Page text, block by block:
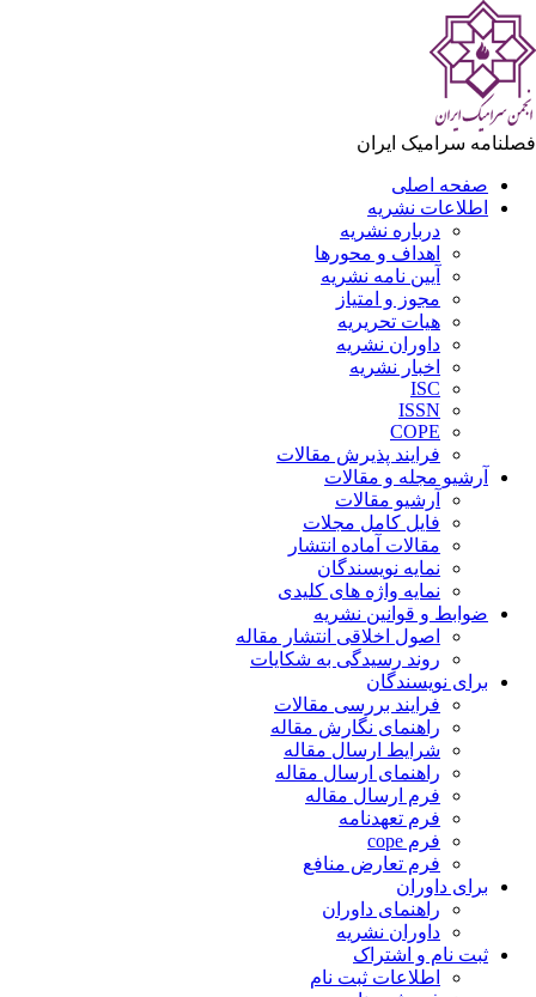
سرامیک ایران
صفحه اصلی
اطلاعات نشریه
درباره نشریه
اهداف و محورها
آیین نامه نشریه
مجوز و امتیاز
هیات تحریریه
داوران نشریه
اخبار نشریه
ISC
ISSN
COPE
فرایند پذیرش مقالات
آرشیو مجله و مقالات
آرشیو مقالات
فایل کامل مجلات
مقالات آماده انتشار
نمایه نویسندگان
نمایه واژه های کلیدی
ضوابط و قوانین نشریه
اصول اخلاقی انتشار مقاله
روند رسیدگی به شکایات
برای نویسندگان
فرایند بررسی مقالات
راهنمای نگارش مقاله
شرایط ارسال مقاله
راهنمای ارسال مقاله
فرم ارسال مقاله
فرم تعهدنامه
فرم cope
فرم تعارض منافع
برای داوران
راهنمای داوران
داوران نشریه
ثبت نام و اشتراک
اطلاعات ثبت نام